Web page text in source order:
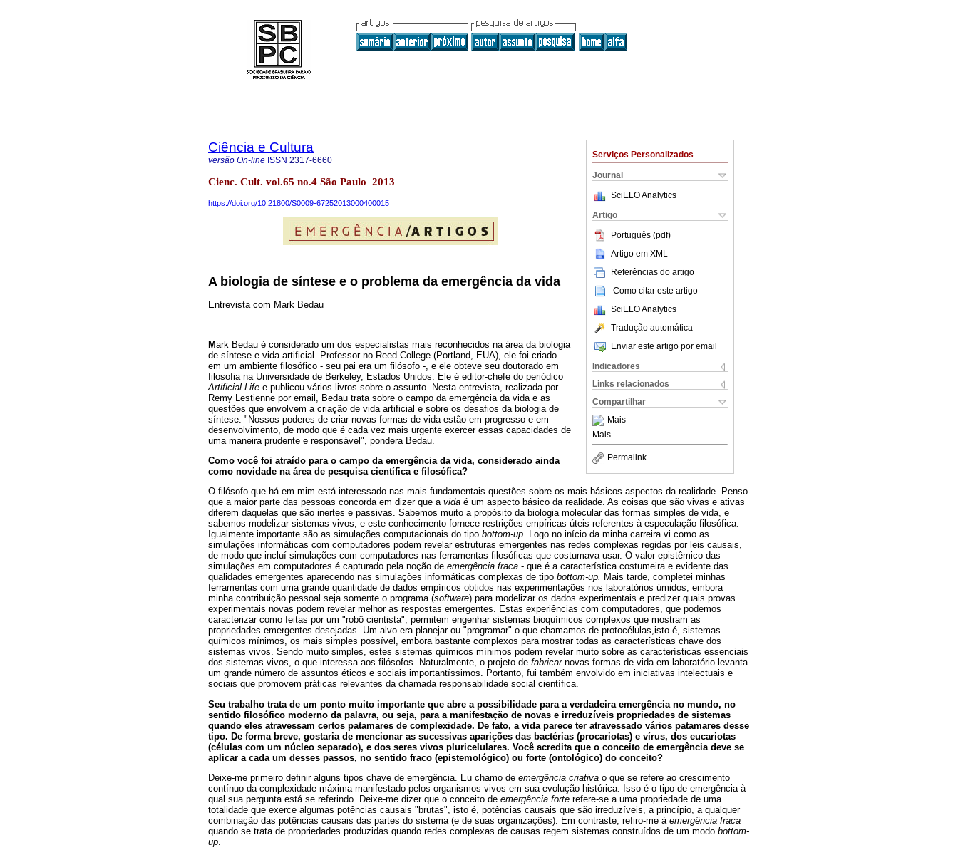
Serviços Personalizados
Journal
SciELO Analytics
Artigo
Português (pdf)
Artigo em XML
Referências do artigo
Como citar este artigo
SciELO Analytics
Tradução automática
Enviar este artigo por email
Indicadores
Links relacionados
Compartilhar
Mais
Mais
Permalink
Ciência e Cultura
versão On-line ISSN 2317-6660
Cienc. Cult. vol.65 no.4 São Paulo 2013
https://doi.org/10.21800/S0009-67252013000400015
A biologia de síntese e o problema da emergência da vida
Entrevista com Mark Bedau
Mark Bedau é considerado um dos especialistas mais reconhecidos na área da biologia
de síntese e vida artificial. Professor no Reed College (Portland, EUA), ele foi criado
em um ambiente filosófico - seu pai era um filósofo -, e ele obteve seu doutorado em
filosofia na Universidade de Berkeley, Estados Unidos. Ele é editor-chefe do periódico
Artificial Life e publicou vários livros sobre o assunto. Nesta entrevista, realizada por
Remy Lestienne por email, Bedau trata sobre o campo da emergência da vida e as
questões que envolvem a criação de vida artificial e sobre os desafios da biologia de
síntese. "Nossos poderes de criar novas formas de vida estão em progresso e em
desenvolvimento, de modo que é cada vez mais urgente exercer essas capacidades de
uma maneira prudente e responsável", pondera Bedau.
Como você foi atraído para o campo da emergência da vida, considerado ainda
como novidade na área de pesquisa científica e filosófica?
O filósofo que há em mim está interessado nas mais fundamentais questões sobre os mais básicos aspectos da realidade. Penso
que a maior parte das pessoas concorda em dizer que a vida é um aspecto básico da realidade. As coisas que são vivas e ativas
diferem daquelas que são inertes e passivas. Sabemos muito a propósito da biologia molecular das formas simples de vida, e
sabemos modelizar sistemas vivos, e este conhecimento fornece restrições empíricas úteis referentes à especulação filosófica.
Igualmente importante são as simulações computacionais do tipo bottom-up. Logo no início da minha carreira vi como as
simulações informáticas com computadores podem revelar estruturas emergentes nas redes complexas regidas por leis causais,
de modo que incluí simulações com computadores nas ferramentas filosóficas que costumava usar. O valor epistêmico das
simulações em computadores é capturado pela noção de emergência fraca - que é a característica costumeira e evidente das
qualidades emergentes aparecendo nas simulações informáticas complexas de tipo bottom-up. Mais tarde, completei minhas
ferramentas com uma grande quantidade de dados empíricos obtidos nas experimentações nos laboratórios úmidos, embora
minha contribuição pessoal seja somente o programa (software) para modelizar os dados experimentais e predizer quais provas
experimentais novas podem revelar melhor as respostas emergentes. Estas experiências com computadores, que podemos
caracterizar como feitas por um "robô cientista", permitem engenhar sistemas bioquímicos complexos que mostram as
propriedades emergentes desejadas. Um alvo era planejar ou "programar" o que chamamos de protocélulas,isto é, sistemas
químicos mínimos, os mais simples possível, embora bastante complexos para mostrar todas as características chave dos
sistemas vivos. Sendo muito simples, estes sistemas químicos mínimos podem revelar muito sobre as características essenciais
dos sistemas vivos, o que interessa aos filósofos. Naturalmente, o projeto de fabricarnovas formas de vida em laboratório levanta
um grande número de assuntos éticos e sociais importantíssimos. Portanto, fui também envolvido em iniciativas intelectuais e
sociais que promovem práticas relevantes da chamada responsabilidade social científica.
Seu trabalho trata de um ponto muito importante que abre a possibilidade para a verdadeira emergência no mundo, no
sentido filosófico moderno da palavra, ou seja, para a manifestação de novas e irreduzíveis propriedades de sistemas
quando eles atravessam certos patamares de complexidade. De fato, a vida parece ter atravessado vários patamares desse
tipo. De forma breve, gostaria de mencionar as sucessivas aparições das bactérias (procariotas) e vírus, dos eucariotas
(células com um núcleo separado), e dos seres vivos pluricelulares. Você acredita que o conceito de emergência deve se
aplicar a cada um desses passos, no sentido fraco (epistemológico) ou forte (ontológico) do conceito?
Deixe-me primeiro definir alguns tipos chave de emergência. Eu chamo de emergência criativa o que se refere ao crescimento
contínuo da complexidade máxima manifestado pelos organismos vivos em sua evolução histórica. Isso é o tipo de emergência à
qual sua pergunta está se referindo. Deixe-me dizer que o conceito de emergência forte refere-se a uma propriedade de uma
totalidade que exerce algumas potências causais "brutas", isto é, potências causais que são irreduzíveis, a princípio, a qualquer
combinação das potências causais das partes do sistema (e de suas organizações). Em contraste, refiro-me à emergência fraca
quando se trata de propriedades produzidas quando redes complexas de causas regem sistemas construídos de um modo bottom-
up